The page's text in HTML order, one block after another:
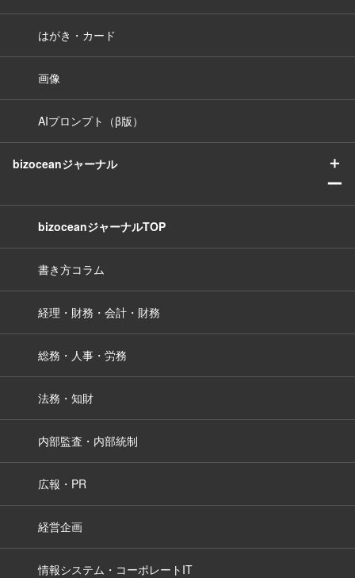
はがき・カード
画像
AIプロンプト（β版）
bizoceanジャーナル
＋
ー
bizoceanジャーナルTOP
書き方コラム
経理・財務・会計・財務
総務・人事・労務
法務・知財
内部監査・内部統制
広報・PR
経営企画
情報システム・コーポレートIT